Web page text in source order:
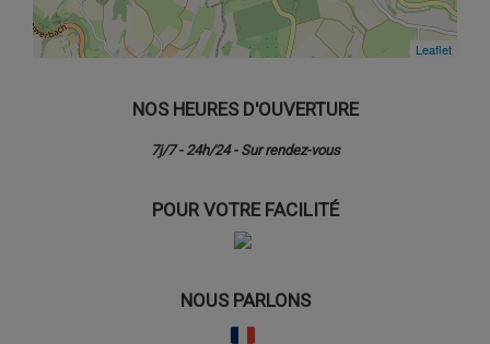
Leaflet
Leaflet
NOS HEURES D'OUVERTURE
7j/7 - 24h/24 - Sur rendez-vous
POUR VOTRE FACILITÉ
NOUS PARLONS